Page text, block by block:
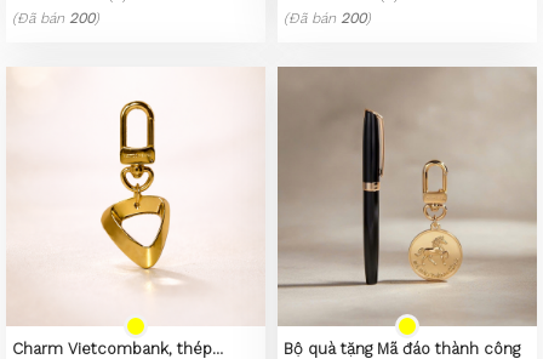
(Đã bán 200)
(Đã bán 200)
Charm Vietcombank, thép
Bộ quà tặng Mã đáo thành công